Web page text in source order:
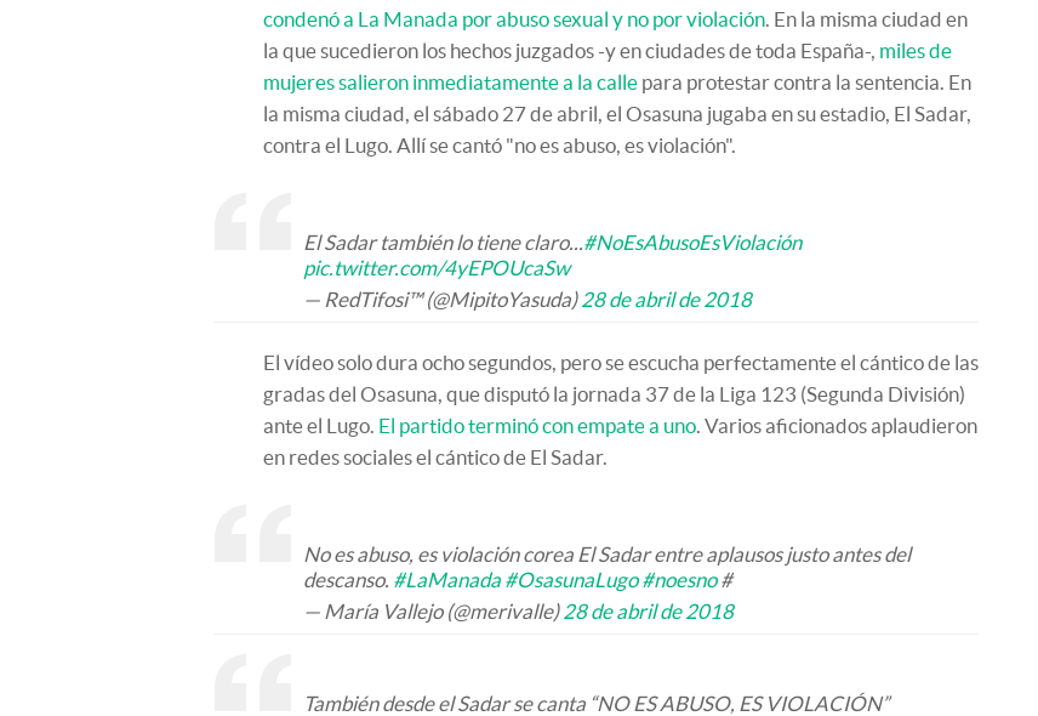
condenó a La Manada por abuso sexual y no por violación. En la misma ciudad en
la que sucedieron los hechos juzgados -y en ciudades de toda España-, miles de
mujeres salieron inmediatamente a la calle para protestar contra la sentencia. En
la misma ciudad, el sábado 27 de abril, el Osasuna jugaba en su estadio, El Sadar,
contra el Lugo. Allí se cantó "no es abuso, es violación".
El Sadar también lo tiene claro...#NoEsAbusoEsViolación
pic.twitter.com/4yEPOUcaSw
— RedTifosi™ (@MipitoYasuda)28 de abril de 2018
El vídeo solo dura ocho segundos, pero se escucha perfectamente el cántico de las
gradas del Osasuna, que disputó la jornada 37 de la Liga 123 (Segunda División)
ante el Lugo. El partido terminó con empate a uno. Varios aficionados aplaudieron
en redes sociales el cántico de El Sadar.
No es abuso, es violación corea El Sadar entre aplausos justo antes del
descanso. #LaManada #OsasunaLugo #noesno#
— María Vallejo (@merivalle)28 de abril de 2018
También desde el Sadar se canta “NO ES ABUSO, ES VIOLACIÓN”